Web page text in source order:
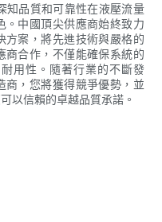
知品質和可靠性在液壓流量
。中國頂尖供應商始終致力
方案，將先進技術與嚴格的
商合作，不僅能確保系統的
用性。隨著行業的不斷發
商，您將獲得競爭優勢，並
以信賴的卓越品質承諾。